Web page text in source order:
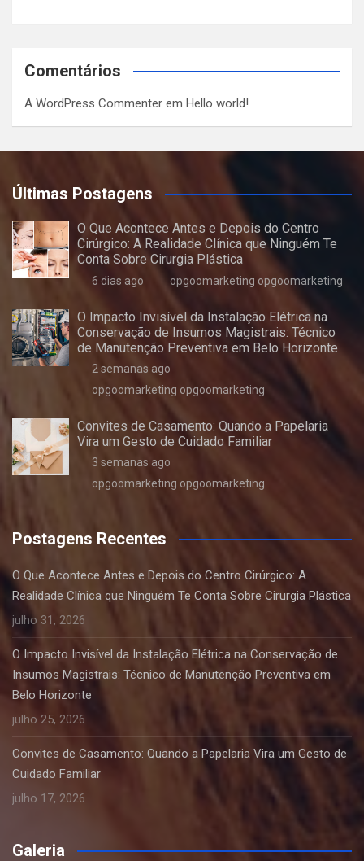
Comentários
A WordPress Commenter em Hello world!
Últimas Postagens
O Que Acontece Antes e Depois do Centro
Cirúrgico: A Realidade Clínica que Ninguém Te
Conta Sobre Cirurgia Plástica
6 dias ago opgoomarketing opgoomarketing
O Impacto Invisível da Instalação Elétrica na
Conservação de Insumos Magistrais: Técnico
de Manutenção Preventiva em Belo Horizonte
2 semanas ago
opgoomarketing opgoomarketing
Convites de Casamento: Quando a Papelaria
Vira um Gesto de Cuidado Familiar
3 semanas ago
opgoomarketing opgoomarketing
Postagens Recentes
O Que Acontece Antes e Depois do Centro Cirúrgico: A
Realidade Clínica que Ninguém Te Conta Sobre Cirurgia Plástica
julho 31, 2026
O Impacto Invisível da Instalação Elétrica na Conservação de
Insumos Magistrais: Técnico de Manutenção Preventiva em
Belo Horizonte
julho 25, 2026
Convites de Casamento: Quando a Papelaria Vira um Gesto de
Cuidado Familiar
julho 17, 2026
Galeria